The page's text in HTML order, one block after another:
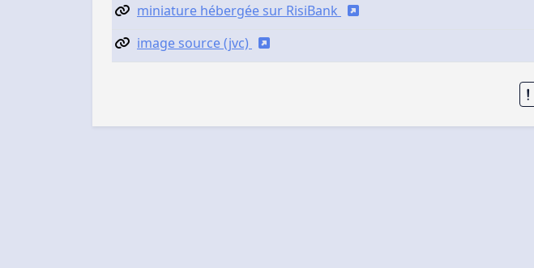
miniature hébergée sur RisiBank
image source (jvc)